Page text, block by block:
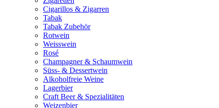
Cigarillos & Zigarren
Tabak
Tabak Zubehör
Rotwein
Weisswein
Rosé
Champagner & Schaumwein
Süss- & Dessertwein
Alkoholfreie Weine
Lagerbier
Craft Beer & Spezialitäten
Weizenbier